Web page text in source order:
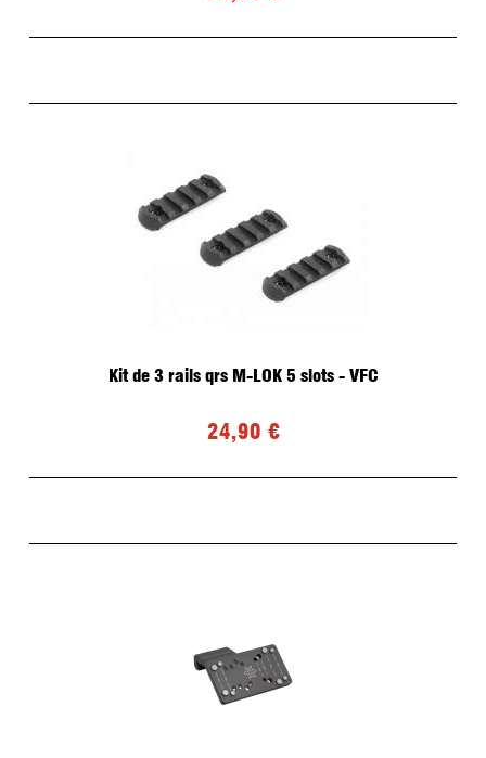
Kit de 3 rails qrs M-LOK 5 slots - VFC
24,90 €